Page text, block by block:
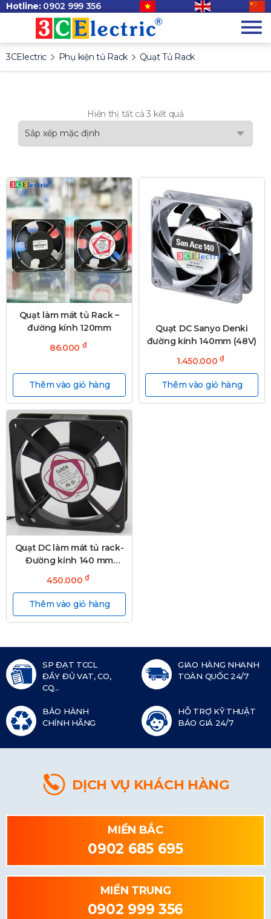
Hotline: 0902 999 356
3CElectric Phụ kiện tủ Rack Quạt Tủ Rack
Hiển thị tất cả 3 kết quả
Quạt làm mát tủ Rack –
đường kính 120mm
86.000 ₫
Thêm vào giỏ hàng
Quạt DC Sanyo Denki
đường kính 140mm (48V)
1.450.000₫
Thêm vào giỏ hàng
Quạt DC làm mát tủ rack-
Đường kính 140 mm
450.000₫
Thêm vào giỏ hàng
SP ĐẠT TCCL
ĐẦY ĐỦ VAT, CO,
CQ...
GIAO HÀNG NHANH
TOÀN QUỐC 24/7
BẢO HÀNH
CHÍNH HÃNG
HỖ TRỢ KỸ THUẬT
BÁO GIÁ 24/7
DỊCH VỤ KHÁCH HÀNG
MIỀN BẮC
0902 685 695
MIỀN TRUNG
0902 999 356